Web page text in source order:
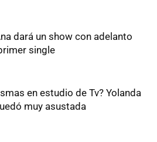
dará un show con adelanto
single
en estudio de Tv? Yolanda
muy asustada